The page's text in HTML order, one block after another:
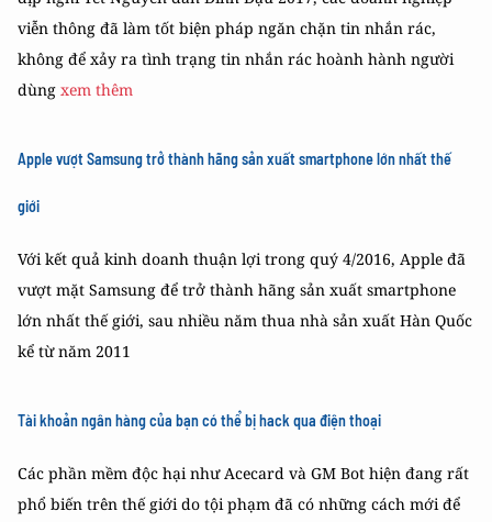
viễn thông đã làm tốt biện pháp ngăn chặn tin nhắn rác,
không để xảy ra tình trạng tin nhắn rác hoành hành người
dùng xem thêm
Apple vượt Samsung trở thành hãng sản xuất smartphone lớn nhất thế
giới
Với kết quả kinh doanh thuận lợi trong quý 4/2016, Apple đã
vượt mặt Samsung để trở thành hãng sản xuất smartphone
lớn nhất thế giới, sau nhiều năm thua nhà sản xuất Hàn Quốc
kể từ năm 2011
Tài khoản ngân hàng của bạn có thể bị hack qua điện thoại
Các phần mềm độc hại như Acecard và GM Bot hiện đang rất
phổ biến trên thế giới do tội phạm đã có những cách mới để